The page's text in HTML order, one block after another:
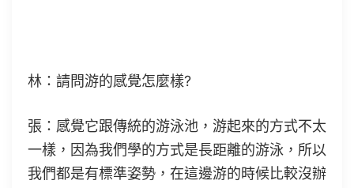
林：請問游的感覺怎麼樣?
張：感覺它跟傳統的游泳池，游起來的方式不太
一樣，因為我們學的方式是長距離的游泳，所以
我們都是有標準姿勢，在這邊游的時候比較沒辦